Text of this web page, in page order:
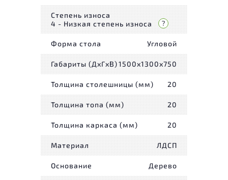
Степень износа
4 - Низкая степень износа
Форма стола Угловой
Габариты (ДxГxВ)1500x1300x750
Толщина столешницы (мм) 20
Толщина топа (мм) 20
Толщина каркаса (мм) 20
Материал ЛДСП
Основание Дерево